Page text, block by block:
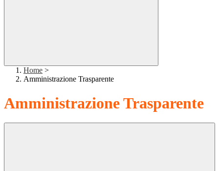
Home >
Amministrazione Trasparente
Amministrazione Trasparente